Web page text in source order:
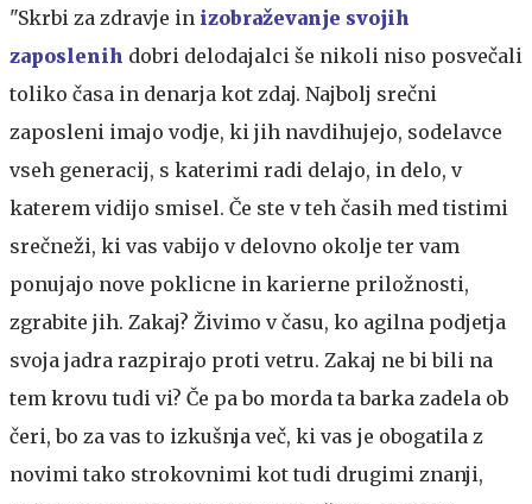
"Skrbi za zdravje in izobraževanje svojih
zaposlenih dobri delodajalci še nikoli niso posvečali
toliko časa in denarja kot zdaj. Najbolj srečni
zaposleni imajo vodje, ki jih navdihujejo, sodelavce
vseh generacij, s katerimi radi delajo, in delo, v
katerem vidijo smisel. Če ste v teh časih med tistimi
srečneži, ki vas vabijo v delovno okolje ter vam
ponujajo nove poklicne in karierne priložnosti,
zgrabite jih. Zakaj? Živimo v času, ko agilna podjetja
svoja jadra razpirajo proti vetru. Zakaj ne bi bili na
tem krovu tudi vi? Če pa bo morda ta barka zadela ob
čeri, bo za vas to izkušnja več, ki vas je obogatila z
novimi tako strokovnimi kot tudi drugimi znanji,